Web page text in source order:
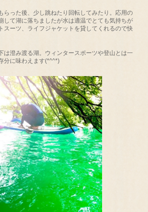
らった後、少し跳ねたり回転してみたり。応用の
して湖に落ちましたが水は適温でとても気持ちが
スーツ、ライフジャケットを貸してくれるので快
は澄み渡る湖。ウィンタースポーツや登山とは一
分に味わえます(*^^*)